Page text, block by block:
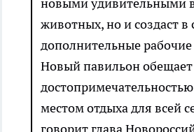
новыми удивительными
животных, но и создаст в
дополнительные рабочие
Новый павильон обещает
местом отдыха для всей